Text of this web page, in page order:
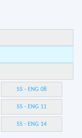
SS - ENG 08
SS - ENG 11
SS - ENG 14